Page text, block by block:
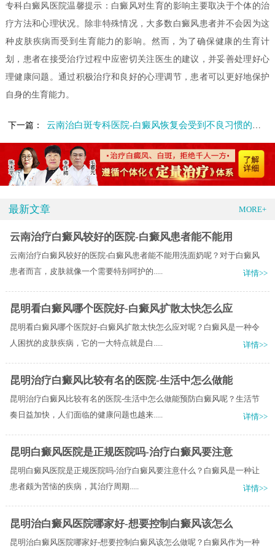
专科白癜风医院温馨提示：白癜风对生育的影响主要取决于个体的治
疗方法和心理状况。除非特殊情况，大多数白癜风患者并不会因为这
种皮肤疾病而受到生育能力的影响。然而，为了确保健康的生育计
划，患者在接受治疗过程中应密切关注医生的建议，并妥善处理好心
理健康问题。通过积极治疗和良好的心理调节，患者可以更好地保护
自身的生育能力。
下一篇： 云南治白斑专科医院-白癜风恢复会受到不良习惯的影响吗
最新文章 MORE+
云南治疗白癜风较好的医院-白癜风患者能不能用
云南治疗白癜风较好的医院-白癜风患者能不能用洗面奶呢？对于白癜风
患者而言，皮肤就像一个需要特别呵护的.....
详情>>
昆明看白癜风哪个医院好-白癜风扩散太快怎么应
昆明看白癜风哪个医院好-白癜风扩散太快怎么应对呢？白癜风是一种令
人困扰的皮肤疾病，它的一大特点就是白.....
详情>>
昆明治疗白癜风比较有名的医院-生活中怎么做能
昆明治疗白癜风比较有名的医院-生活中怎么做能预防白癜风呢？生活节
奏日益加快，人们面临的健康问题也越来.....
详情>>
昆明白癜风医院是正规医院吗-治疗白癜风要注意
昆明白癜风医院是正规医院吗-治疗白癜风要注意什么？​白癜风是一种让
患者颇为苦恼的疾病，其治疗周期.....
详情>>
昆明治白癜风医院哪家好-想要控制白癜风该怎么
昆明治白癜风医院哪家好-想要控制白癜风该怎么做呢？白癜风作为一种